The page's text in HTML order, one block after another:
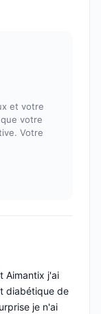
et votre
votre
Votre
Aimantix j'ai
diabétique de
je n'ai